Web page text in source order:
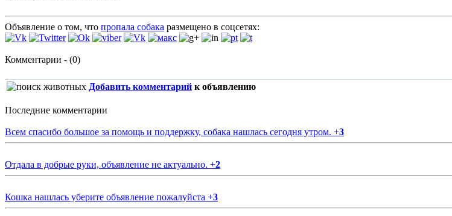
Объявление о том, что пропала собака размещено в соцсетях:
Комментарии - (0)
Добавить комментарий к объявлению
Последние комментарии
Всем спасибо большое за помощь и поддержку, собака нашлась сегодня утром. +3
Отдала в добрые руки, объявление не актуально. +2
Кошка нашлась уберите объявление пожалуйста +3